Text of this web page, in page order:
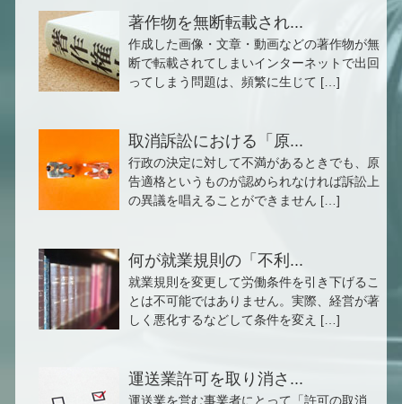
著作物を無断転載され...
作成した画像・文章・動画などの著作物が無
断で転載されてしまいインターネットで出回
ってしまう問題は、頻繁に生じて […]
取消訴訟における「原...
行政の決定に対して不満があるときでも、原
告適格というものが認められなければ訴訟上
の異議を唱えることができません […]
何が就業規則の「不利...
就業規則を変更して労働条件を引き下げるこ
とは不可能ではありません。実際、経営が著
しく悪化するなどして条件を変え […]
運送業許可を取り消さ...
運送業を営む事業者にとって「許可の取消